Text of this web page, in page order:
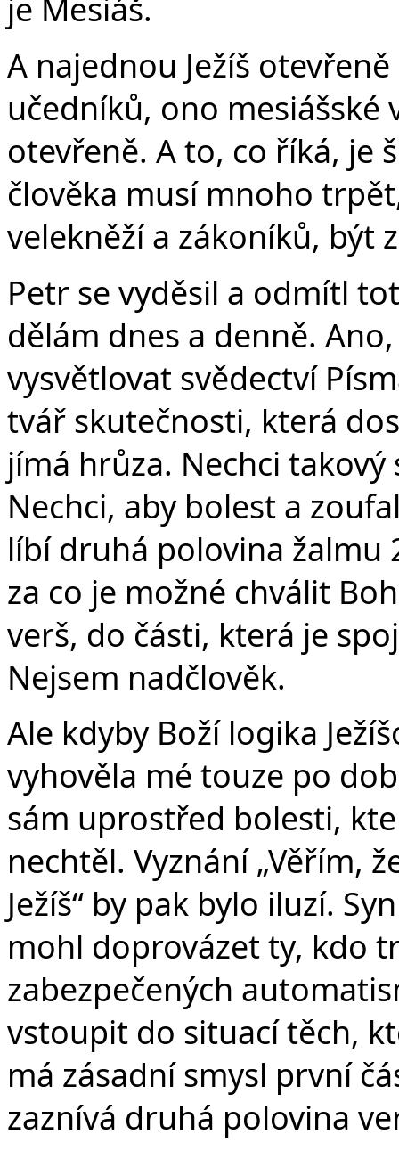
je Mesiáš.
A najednou Ježíš
učedníků, ono
otevřeně. A to, co říká, je
člověka musí mnoho
velekněží a zákoníků, být
Petr se vyděsil a odmítl
dělám dnes a denně.
vysvětlovat svědectví
tvář skutečnosti, která
jímá hrůza. Nechci
Nechci, aby bolest a
líbí druhá polovina žalmu
za co je možné chválit
verš, do části, která je
Nejsem nadčlověk.
Ale kdyby Boží logika
vyhověla mé touze po
sám uprostřed bolesti,
nechtěl. Vyznání „Věřím,
Ježíš“ by pak bylo iluzí.
mohl doprovázet ty, kdo
zabezpečených
vstoupit do situací těch,
má zásadní smysl první
zaznívá druhá polovina